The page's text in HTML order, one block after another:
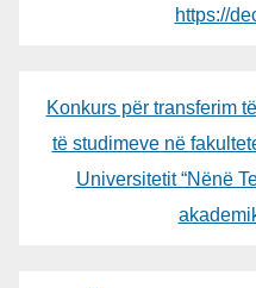
https://
Konkurs për transferim
të studimeve në
Universitetit “Nënë